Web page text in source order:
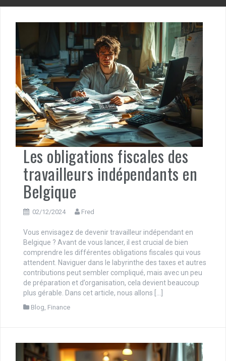
Les obligations fiscales des
travailleurs indépendants en
Belgique
02/12/2024 Fred
Vous envisagez de devenir travailleur indépendant en
Belgique ? Avant de vous lancer, il est crucial de bien
comprendre les différentes obligations fiscales qui vous
attendent. Naviguer dans le labyrinthe des taxes et autres
contributions peut sembler compliqué, mais avec un peu
de préparation et d’organisation, cela devient beaucoup
plus gérable. Dans cet article, nous allons […]
Blog, Finance